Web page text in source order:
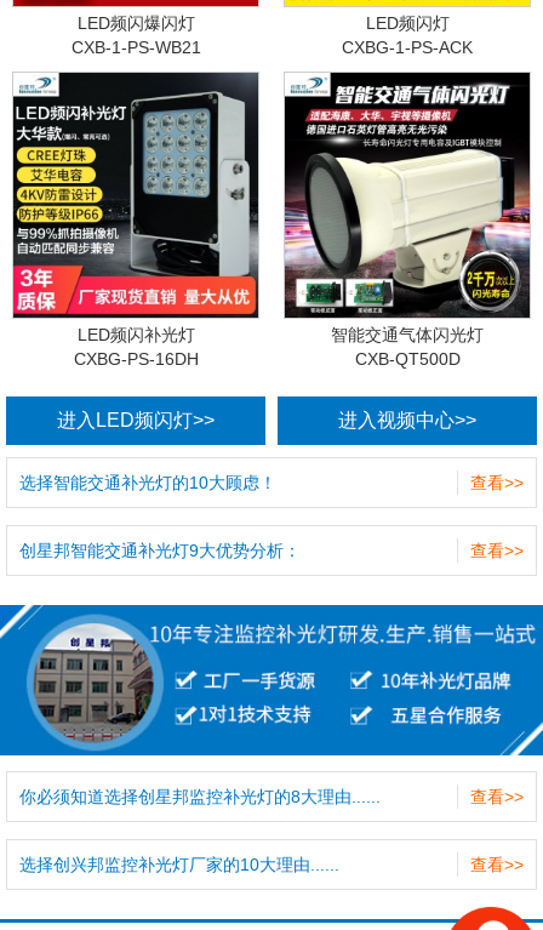
LED频闪爆闪灯
CXB-1-PS-WB21
LED频闪灯
CXBG-1-PS-ACK
LED频闪补光灯
CXBG-PS-16DH
智能交通气体闪光灯
CXB-QT500D
进入LED频闪灯>> 进入视频中心>>
查看>>
选择智能交通补光灯的10大顾虑！
查看>>
创星邦智能交通补光灯9大优势分析：
查看>>
你必须知道选择创星邦监控补光灯的8大理由......
查看>>
选择创兴邦监控补光灯厂家的10大理由......